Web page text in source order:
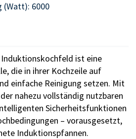
(Watt): 6000
ist eine
die in ihrer Kochzeile auf
einfache Reinigung setzen. Mit
nahezu vollständig nutzbaren
Sicherheitsfunktionen
– vorausgesetzt,
Induktionspfannen.